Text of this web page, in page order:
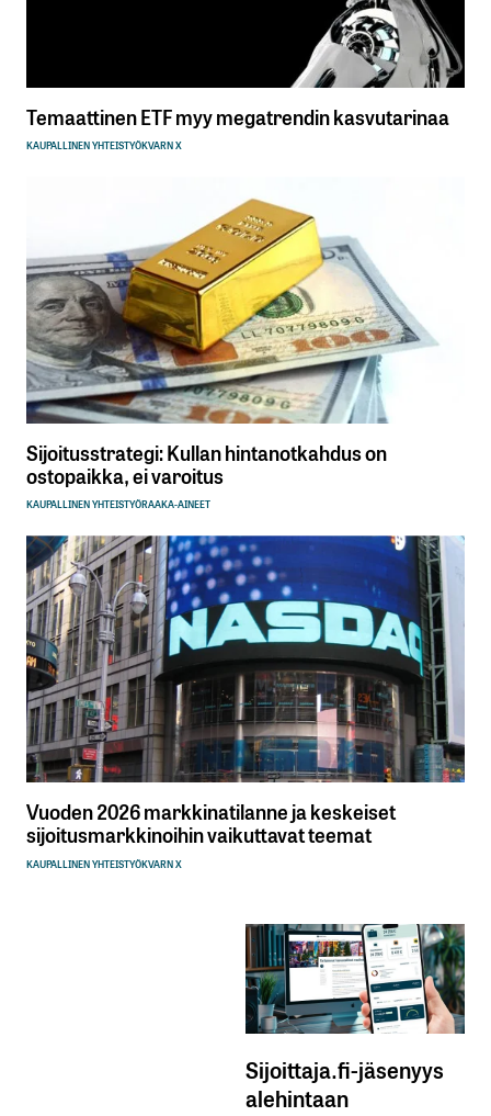
Temaattinen ETF myy megatrendin kasvutarinaa
KAUPALLINEN YHTEISTYÖKVARN X
Sijoitusstrategi: Kullan hintanotkahdus on
ostopaikka, ei varoitus
KAUPALLINEN YHTEISTYÖRAAKA-AINEET
Vuoden 2026 markkinatilanne ja keskeiset
sijoitusmarkkinoihin vaikuttavat teemat
KAUPALLINEN YHTEISTYÖKVARN X
Sijoittaja.fi-jäsenyys
alehintaan